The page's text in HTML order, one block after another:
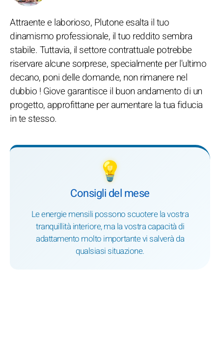
Attraente e laborioso, Plutone esalta il tuo
dinamismo professionale, il tuo reddito sembra
stabile. Tuttavia, il settore contrattuale potrebbe
riservare alcune sorprese, specialmente per l'ultimo
decano, poni delle domande, non rimanere nel
dubbio ! Giove garantisce il buon andamento di un
progetto, approfittane per aumentare la tua fiducia
in te stesso.
💡
Consigli del mese
Le energie mensili possono scuotere la vostra
tranquillità interiore, ma la vostra capacità di
adattamento molto importante vi salverà da
qualsiasi situazione.